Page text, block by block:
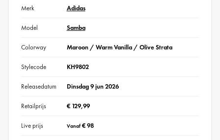
Merk Adidas
Model Samba
Colorway Maroon / Warm Vanilla / Olive Strata
Stylecode KH9802
Releasedatum Dinsdag 9 jun 2026
Retailprijs € 129,99
Live prijs Vanaf€ 98